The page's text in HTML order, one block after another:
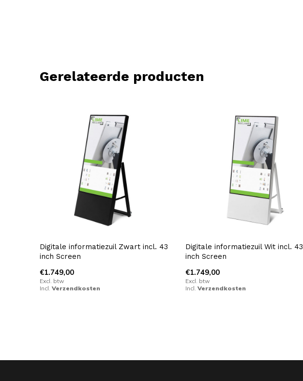
Gerelateerde producten
Digitale informatiezuil Zwart incl. 43
inch Screen
€1.749,00
Excl. btw
Incl. Verzendkosten
Digitale informatiezuil Wit incl. 43
inch Screen
€1.749,00
Excl. btw
Incl.Verzendkosten